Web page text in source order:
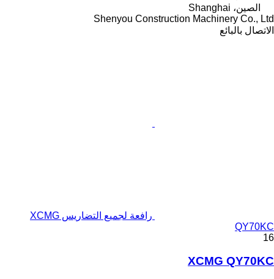
الصين، Shanghai
Shenyou Construction Machinery Co., Ltd
الاتصال بالبائع
رافعة لجميع التضاريس XCMG
QY70KC
16
XCMG QY70KC